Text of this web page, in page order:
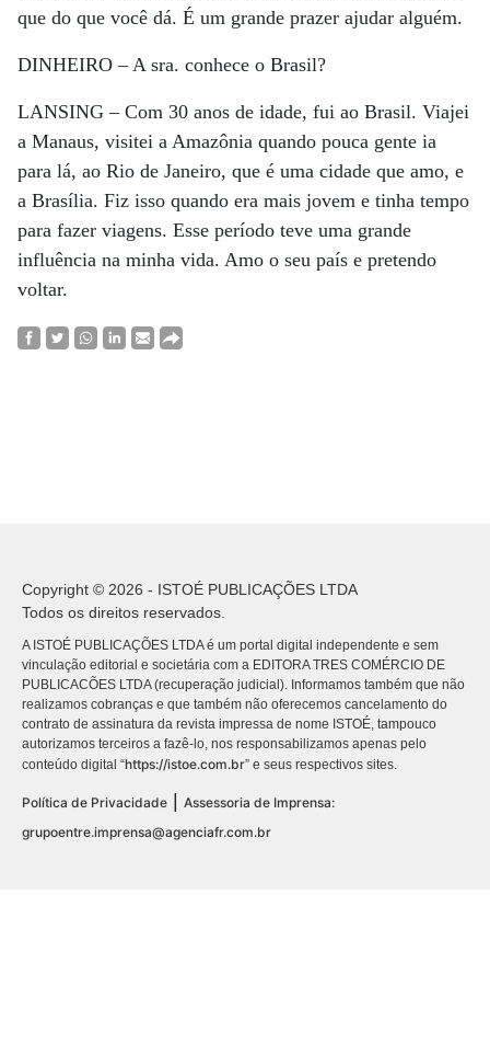
que do que você dá. É um grande prazer ajudar alguém.
DINHEIRO –A sra. conhece o Brasil?
LANSING –Com 30 anos de idade, fui ao Brasil. Viajei
a Manaus, visitei a Amazônia quando pouca gente ia
para lá, ao Rio de Janeiro, que é uma cidade que amo, e
a Brasília. Fiz isso quando era mais jovem e tinha tempo
para fazer viagens. Esse período teve uma grande
influência na minha vida. Amo o seu país e pretendo
voltar.
Copyright © 2026 - ISTOÉ PUBLICAÇÕES LTDA
Todos os direitos reservados.
A ISTOÉ PUBLICAÇÕES LTDA é um portal digital independente e sem
vinculação editorial e societária com a EDITORA TRES COMÉRCIO DE
PUBLICACÕES LTDA (recuperação judicial). Informamos também que não
realizamos cobranças e que também não oferecemos cancelamento do
contrato de assinatura da revista impressa de nome ISTOÉ, tampouco
autorizamos terceiros a fazê-lo, nos responsabilizamos apenas pelo
conteúdo digital “https://istoe.com.br” e seus respectivos sites.
Política de Privacidade
Assessoria de Imprensa:
grupoentre.imprensa@agenciafr.com.br